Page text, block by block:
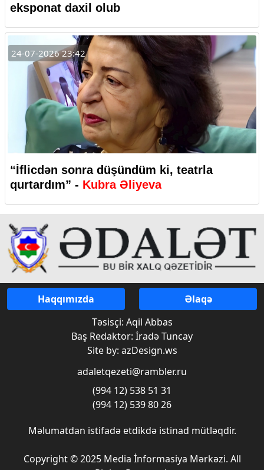
eksponat daxil olub
24-07-2026 23:42
“İflicdən sonra düşündüm ki, teatrla
qurtardım” - Kubra Əliyeva
Haqqımızda
Əlaqə
Təsisçi: Aqil Abbas
Baş Redaktor: İradə Tuncay
Site by: azDesign.ws
adaletqezeti@rambler.ru
(994 12) 538 51 31
(994 12) 539 80 26
Məlumatdan istifadə etdikdə istinad mütləqdir.
Copyright © 2025 Media İnformasiya Mərkəzi. All